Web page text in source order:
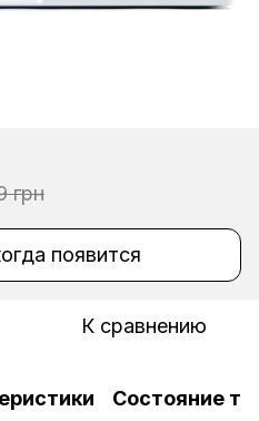
грн
появится
К сравнению
Состояние